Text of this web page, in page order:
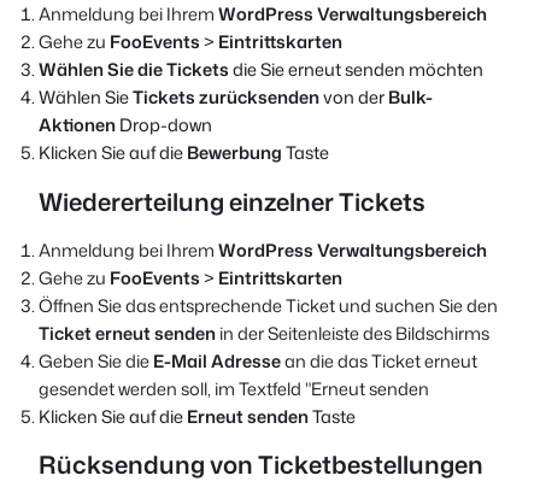
Anmeldung bei IhremWordPress Verwaltungsbereich
Gehe zu FooEvents> Eintrittskarten
Wählen Sie die Ticketsdie Sie erneut senden möchten
Wählen SieTickets zurücksendenvon derBulk-
AktionenDrop-down
Klicken Sie auf dieBewerbungTaste
Wiedererteilung einzelner Tickets
Anmeldung bei IhremWordPress Verwaltungsbereich
Gehe zu FooEvents> Eintrittskarten
Öffnen Sie das entsprechende Ticket und suchen Sie den
Ticket erneut sendenin der Seitenleiste des Bildschirms
Geben Sie dieE-Mail Adressean die das Ticket erneut
gesendet werden soll, im Textfeld "Erneut senden
Klicken Sie auf dieErneut sendenTaste
Rücksendung von Ticketbestellungen